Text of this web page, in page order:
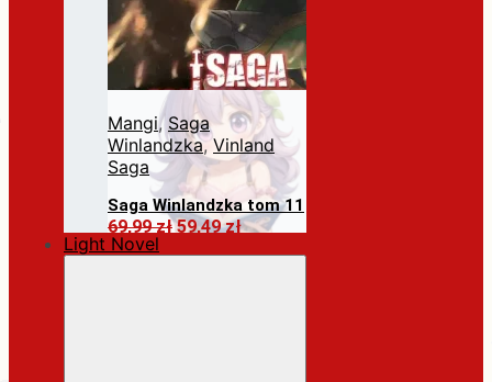
Mangi, Saga
Winlandzka, Vinland
Saga
Saga Winlandzka tom 11
69,99złPierwotna
59,49złAktualna
Dodaj do koszyka
Light Novel